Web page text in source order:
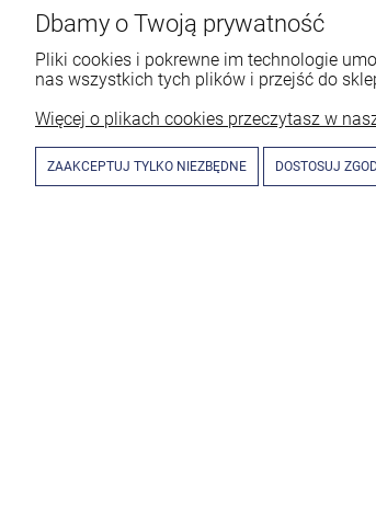
Dbamy o Twoją prywatność
Pliki cookies i pokrewne im technologie
nas wszystkich tych plików i przejść do
Więcej o plikach cookies przeczytasz w
ZAAKCEPTUJ TYLKO NIEZBĘDNE DOSTOSUJ